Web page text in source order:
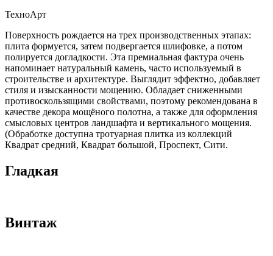
ТехноАрт
Поверхность рождается на трех производственных этапах:
плита формуется, затем подвергается шлифовке, а потом
полируется догладкости. Эта премиальная фактура очень
напоминает натуральный камень, часто используемый в
строительстве и архитектуре. Выглядит эффектно, добавляет
стиля и изысканности мощению. Обладает сниженными
противоскользящими свойствами, поэтому рекомендована в
качестве декора мощёного полотна, а также для оформления
смысловых центров ландшафта и вертикального мощения.
(Обработке доступна тротуарная плитка из коллекций
Квадрат средний, Квадрат большой, Проспект, Сити.
Гладкая
Винтаж